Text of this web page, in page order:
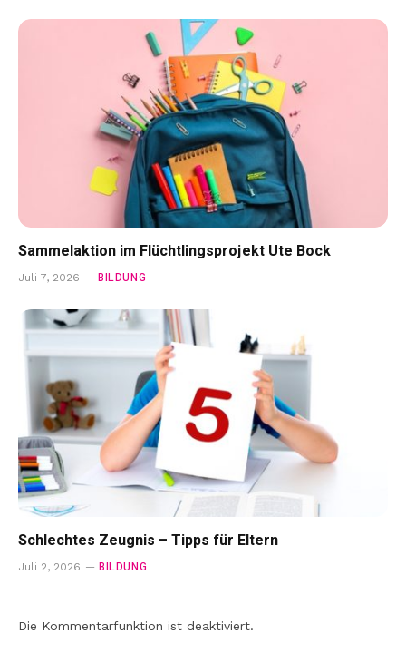
Sammelaktion im Flüchtlingsprojekt Ute Bock
Juli 7, 2026 BILDUNG
Schlechtes Zeugnis – Tipps für Eltern
Juli 2, 2026 BILDUNG
Die Kommentarfunktion ist deaktiviert.